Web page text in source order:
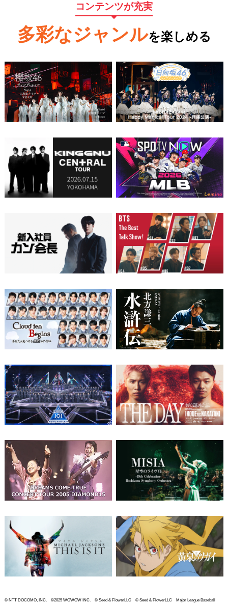
コンテンツが充実
多彩なジャンルを楽しめる
© NTT DOCOMO, INC. ©2025 WOWOW INC. © Seed & FlowerLLC © Seed & FlowerLLC Major League Baseball